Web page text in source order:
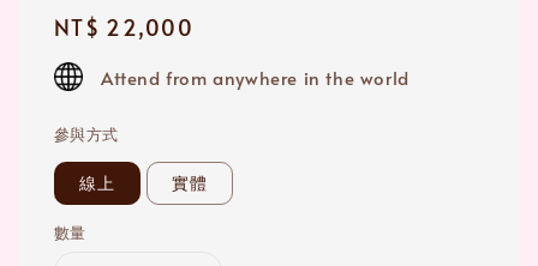
Regular
price
NT$ 22,000
Attend from anywhere in the world
參與方式
線上 實體
數量